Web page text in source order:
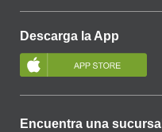
Descarga la App
Encuentra una sucursal